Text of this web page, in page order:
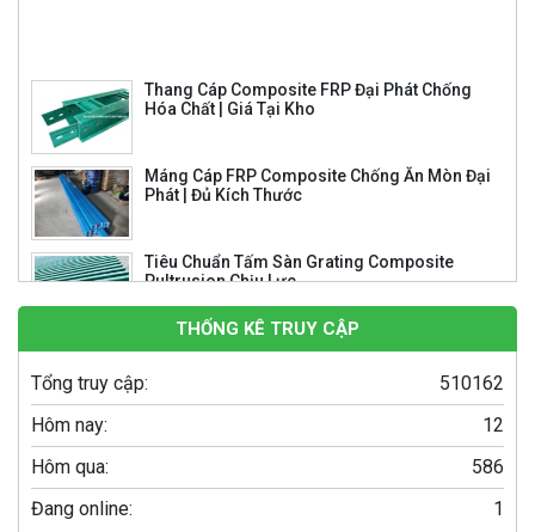
Máng Cáp FRP Composite Chống Ăn Mòn Đại
Phát | Đủ Kích Thước
Tiêu Chuẩn Tấm Sàn Grating Composite
Pultrusion Chịu Lực
So Sánh Tấm Sàn Grating Composite
Pultrusion Và Molded
Song Chắn Rác Composite 860×430 – Giải
pháp tối ưu cho hệ thống thoát nước của bạn
THỐNG KÊ TRUY CẬP
510162
Tổng truy cập:
12
Hôm nay:
586
Hôm qua:
1
Đang online: